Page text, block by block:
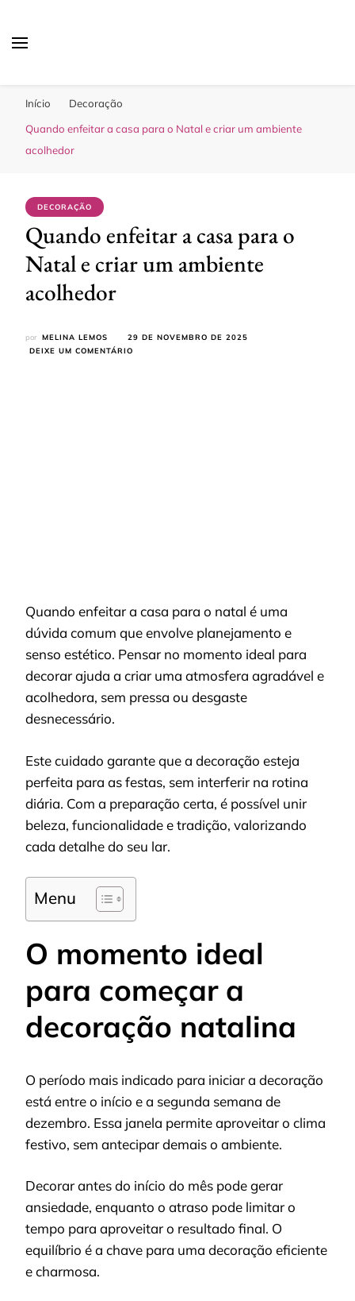
Início
Decoração
Quando enfeitar a casa para o Natal e criar um ambiente
acolhedor
DECORAÇÃO
Quando enfeitar a casa para o
Natal e criar um ambiente
acolhedor
por MELINA LEMOS
29 DE NOVEMBRO DE 2025
DEIXE UM COMENTÁRIO
Quando enfeitar a casa para o natal é uma
dúvida comum que envolve planejamento e
senso estético. Pensar no momento ideal para
decorar ajuda a criar uma atmosfera agradável e
acolhedora, sem pressa ou desgaste
desnecessário.
Este cuidado garante que a decoração esteja
perfeita para as festas, sem interferir na rotina
diária. Com a preparação certa, é possível unir
beleza, funcionalidade e tradição, valorizando
cada detalhe do seu lar.
Menu
O momento ideal
para começar a
decoração natalina
O período mais indicado para iniciar a decoração
está entre o início e a segunda semana de
dezembro. Essa janela permite aproveitar o clima
festivo, sem antecipar demais o ambiente.
Decorar antes do início do mês pode gerar
ansiedade, enquanto o atraso pode limitar o
tempo para aproveitar o resultado final. O
equilíbrio é a chave para uma decoração eficiente
e charmosa.